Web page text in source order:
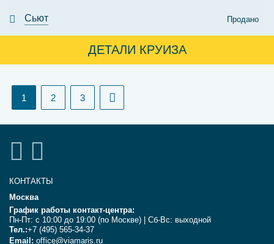
Сьют Продано
ДЕТАЛИ КРУИЗА
1 (current)
2 3
КОНТАКТЫ
Москва
График работы контакт-центра:
Пн-Пт: с 10:00 до 19:00 (по Москве) | Сб-Вс: выходной
Тел.:+7 (495) 565-34-37
Email: office@viamaris.ru